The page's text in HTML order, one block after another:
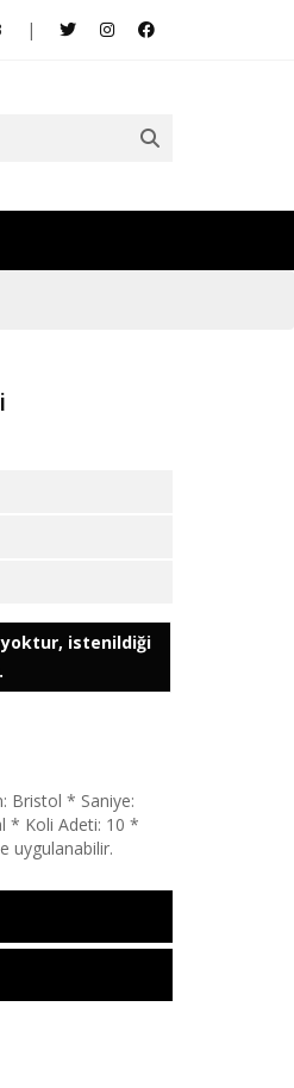
|
yoktur, istenildiği
Bristol * Saniye:
* Koli Adeti: 10 *
uygulanabilir.